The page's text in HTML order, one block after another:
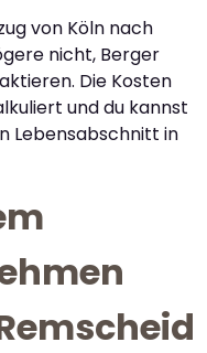
von Köln nach
nicht, Berger
Die Kosten
und du kannst
Lebensabschnitt in